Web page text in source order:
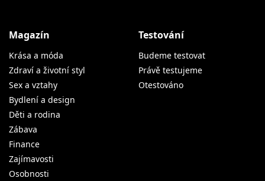
Magazín
Krása a móda
Zdraví a životní styl
Sex a vztahy
Bydlení a design
Děti a rodina
Zábava
Finance
Zajímavosti
Osobnosti
Testování
Budeme testovat
Právě testujeme
Otestováno